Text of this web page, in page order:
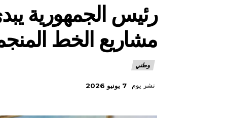
رئيس الجمهورية
مشاريع الخط
وطني
نشر يوم 7 يونيو 2026